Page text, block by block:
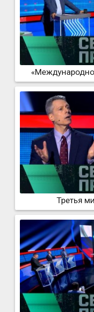
Третья